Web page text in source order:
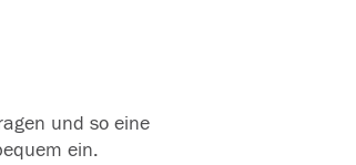
und so eine
ein.